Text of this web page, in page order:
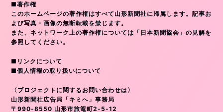
■著作権
このホームページの著作権はすべて山形新聞社に帰属します。記事お
よび写真・画像の無断転載を禁じます。
また、ネットワーク上の著作権については「日本新聞協会」の見解を
参照してください。
■リンクについて
■個人情報の取り扱いについて
〈プロジェクトに関するお問い合わせは〉
山形新聞社広告局「キミへ」事務局
〒990-8550 山形市旅篭町2-5-12